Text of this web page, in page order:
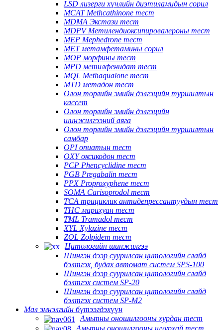
LSD лизерги хүчлийн диэтиламидын сорил
MCAT Methcathinone тест
MDMA Экстази тест
MDPV Метилендиоксипировалероны тест
MEP Mephedrone тест
MET метамфетамины сорил
MOP морфины тест
MPD метилфенидат тест
MQL Methaqualone тест
MTD метадон тест
Олон төрлийн эмийн дэлгэцийн туршилтын
кассет
Олон төрлийн эмийн дэлгэцийн
шинжилгээний аяга
Олон төрлийн эмийн дэлгэцийн туршилтын
самбар
OPI опиатын тест
OXY оксикодон тест
PCP Phencyclidine тест
PGB Pregabalin тест
PPX Proproxyphene тест
SOMA Carisoprodol тест
TCA трициклик антидепрессантуудын тест
THC марихуан тест
TML Tramadol тест
XYL Xylazine тест
ZOL Zolpidem тест
Цитологийн шинжилгээ
Шингэн дээр суурилсан цитологийн слайд
бэлтгэх, будах автомат систем SPS-100
Шингэн дээр суурилсан цитологийн слайд
бэлтгэх систем SP-20
Шингэн дээр суурилсан цитологийн слайд
бэлтгэх систем SP-M2
Мал эмнэлгийн бүтээгдэхүүн
Амьтны оношилгооны хурдан тест
Амьтны оношилгооны шуурхай тест